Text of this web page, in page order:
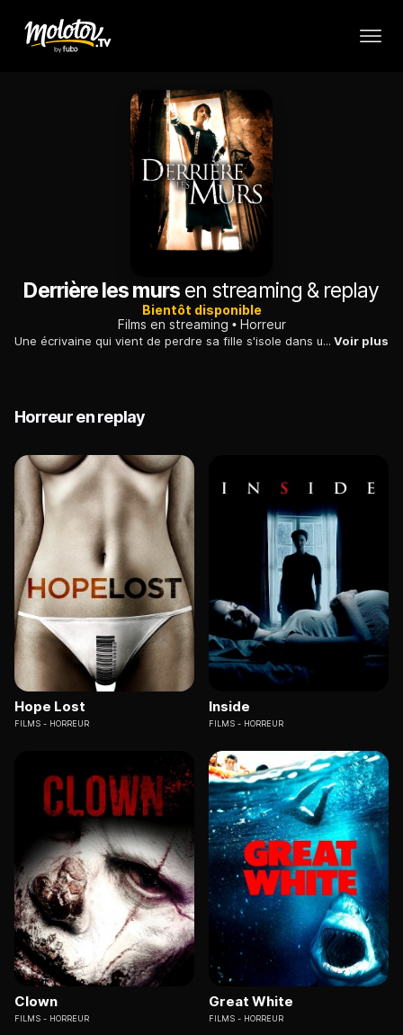
Derrière les mursen streaming & replay
Bientôt disponible
Films en streaming
Horreur
Une écrivaine qui vient de perdre sa fille s'isole dans un petit village pour faire son deuil et travailler. Bientôt, des enfants commencent à disparaître. Voir plus
Horreur en replay
Hope Lost
FILMS HORREUR
Inside
FILMS HORREUR
Clown
FILMS HORREUR
Great White
FILMS HORREUR